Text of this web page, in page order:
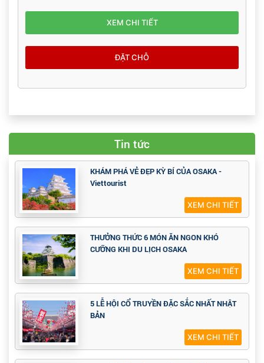
XEM CHI TIẾT
ĐẶT CHỖ
Tin tức
KHÁM PHÁ VẺ ĐẸP KỲ BÍ CỦA OSAKA -
Viettourist
XEM CHI TIẾT
THƯỞNG THỨC 6 MÓN ĂN NGON KHÓ
CƯỠNG KHI DU LỊCH OSAKA
XEM CHI TIẾT
5 LỄ HỘI CỔ TRUYỀN ĐẶC SẮC NHẤT NHẬT
BẢN
XEM CHI TIẾT